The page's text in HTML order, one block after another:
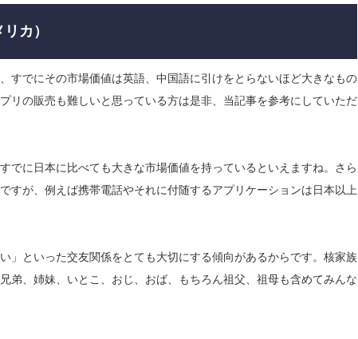
カ）
すでにその市場価値は英語、中国語に引けをとらないほど大きなもの
リの販売も難しいと思っている方は是非、当記事を参考にしていただ
でに日本に比べても大きな市場価値を持っているといえますね。さら
すが、例えば携帯電話やそれに付随するアプリケーションは日本以上
」といった交友関係をとても大切にする傾向があるからです。核家族
弟、姉妹、いとこ、おじ、おば、もちろん祖父、祖母も含めてみんな